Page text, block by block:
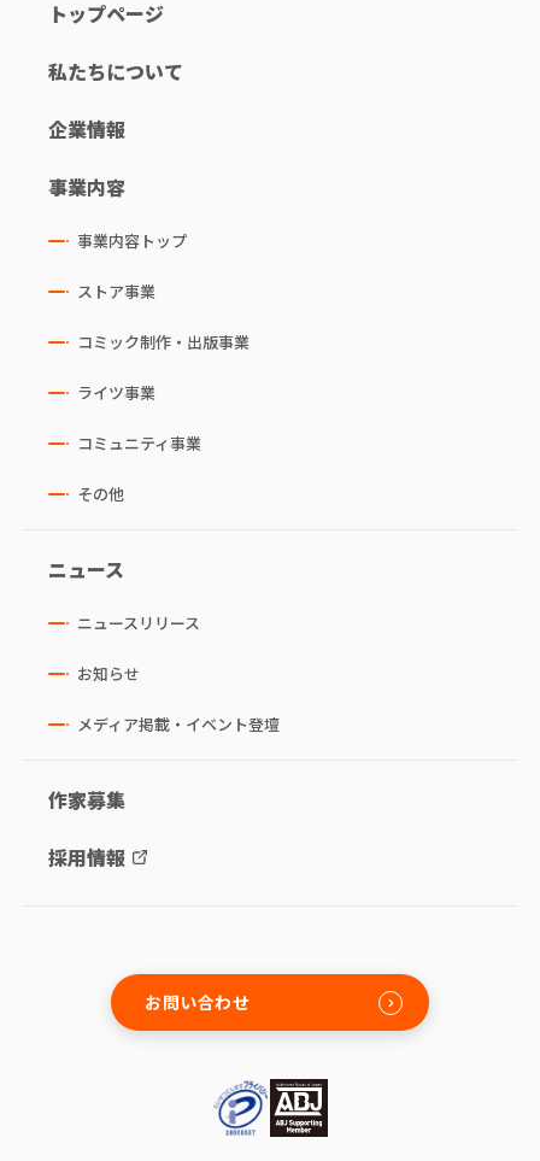
トップページ
私たちについて
企業情報
事業内容
事業内容トップ
ストア事業
コミック制作・出版事業
ライツ事業
コミュニティ事業
その他
ニュース
ニュースリリース
お知らせ
メディア掲載・イベント登壇
作家募集
採用情報
お問い合わせ